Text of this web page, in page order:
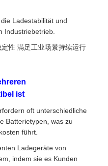
Ladestabilität und
Industriebetrieb.
性 满足工业场景持续运行
ist
oft unterschiedliche
Batterietypen, was zu
führt.
Ladegeräte von
indem sie es Kunden